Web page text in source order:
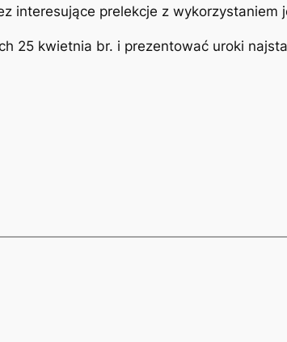
interesujące prelekcje z wykorzystaniem
25 kwietnia br. i prezentować uroki